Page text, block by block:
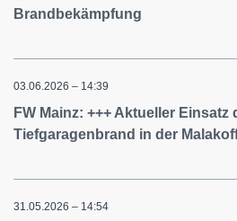
Brandbekämpfung
03.06.2026 – 14:39
FW Mainz: +++ Aktueller Einsatz
Tiefgaragenbrand in der
31.05.2026 – 14:54